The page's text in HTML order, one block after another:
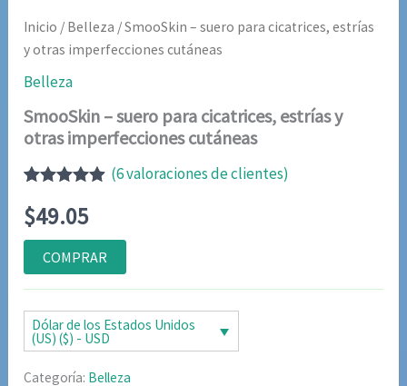
Inicio / Belleza / SmooSkin – suero para cicatrices, estrías
y otras imperfecciones cutáneas
Belleza
SmooSkin – suero para cicatrices, estrías y
otras imperfecciones cutáneas
con4.83de
5 en base
a
valoraciones
de clientes
(6valoraciones de clientes)
$49.05
COMPRAR
Dólar de los Estados Unidos
(US) ($) - USD
Categoría: Belleza